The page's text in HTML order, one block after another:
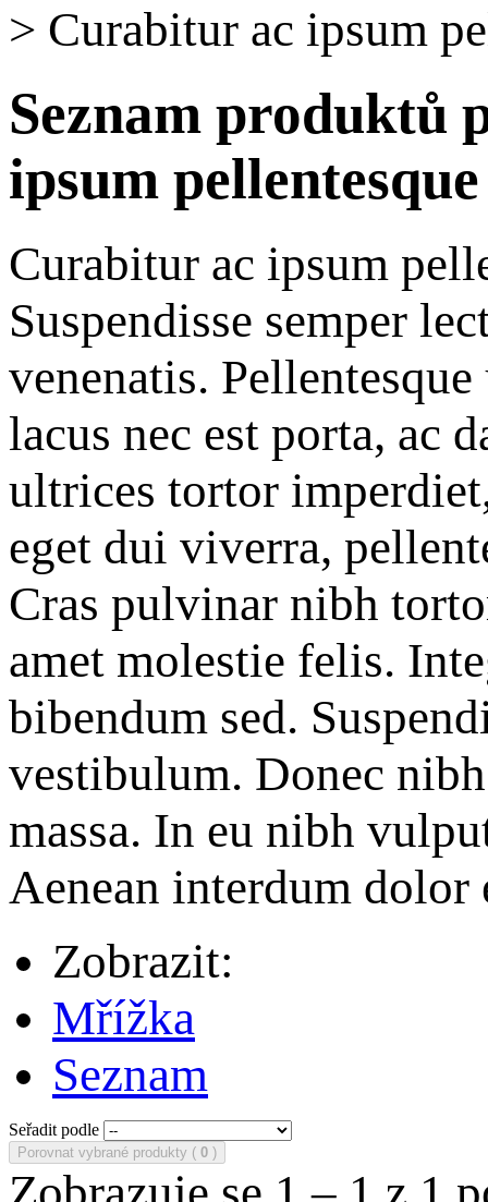
> Curabitur ac ipsum
Seznam produktů
ipsum pellentesque
Curabitur ac ipsum
Suspendisse semper
venenatis.
lacus nec est porta, ac
ultrices tortor
eget dui viverra,
Cras pulvinar nibh
amet molestie felis.
bibendum sed.
vestibulum. Donec
massa. In eu nibh
Aenean interdum dolor
Zobrazit:
Mřížka
Seznam
Seřadit podle
Porovnat vybrané produkty ( 0 )